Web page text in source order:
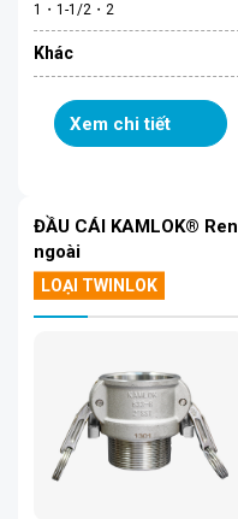
1・1-1/2・2
Khác
Xem chi tiết
ĐẦU CÁI KAMLOK® Ren
ngoài
LOẠI TWINLOK